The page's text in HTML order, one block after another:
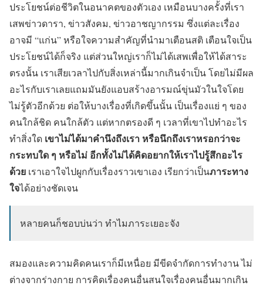
ประโยชน์ต่อชีวิตในอนาคตของตัวเอง เหมือนบางครั้งที่เรา
เสพข่าวดารา, ข่าวสังคม, ข่าวอาชญากรรม ซึ่งแต่ละเรื่อง
อาจมี “แก่น” หรือใจความสำคัญที่นำมาเตือนสติ เตือนใจเป็น
ประโยชน์ได้ก็จริง แต่ส่วนใหญ่เราก็ไม่ได้เสพเพื่อให้ได้สาระ
ตรงนั้น เราเสียเวลาไปกับสิ่งเหล่านี้มากเกินจำเป็น โดยไม่มีผล
อะไรกับเราเลยแถมมันยังแอบสร้างอารมณ์ขุ่นมัวในใจโดย
ไม่รู้ตัวอีกด้วย ต่อให้บางเรื่องที่เกิดขึ้นนั้น เป็นเรื่องแย่ ๆ ของ
คนใกล้ชิด คนใกล้ตัว แต่หากตรองดี ๆ เวลาที่เขาไปทำอะไร
ทำสิ่งใด เขาไม่ได้มาคำนึงถึงเรา หรือนึกถึงเราหรอกว่าจะ
กระทบใด ๆ หรือไม่ อีกทั้งไม่ได้คิดอยากให้เราไปรู้สึกอะไร
ด้วย เราเอาใจไปผูกกับเรื่องราวเขาเอง เรียกว่าเป็นภาระทาง
ใจได้อย่างชัดเจน
หลายคนก็ชอบบ่นว่า ทำไมภาระเยอะจัง
สมองและความคิดคนเราก็มีเหนื่อย มีขีดจำกัดการทำงาน ไม่
ต่างจากร่างกาย การคิดเรื่องคนอื่นสนใจเรื่องคนอื่นมากเกิน